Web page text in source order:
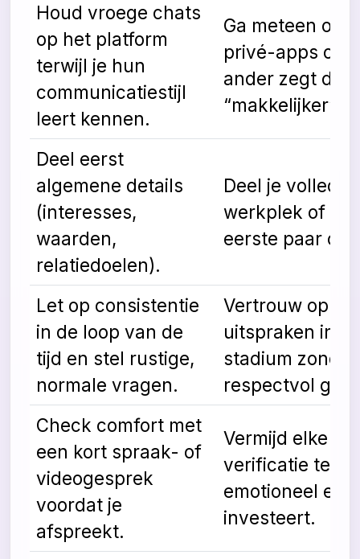
Houd vroege chats
op het platform
terwijl je hun
communicatiestijl
leert kennen.
Ga meteen
privé-apps
ander zegt dat
“makkelijker” is.
Deel eerst
algemene details
(interesses,
waarden,
relatiedoelen).
Deel je
werkplek of
eerste paar
Let op consistentie
in de loop van de
tijd en stel rustige,
normale vragen.
Vertrouw op
uitspraken in
stadium
respectvol
Check comfort met
een kort spraak- of
videogesprek
voordat je
afspreekt.
Vermijd elke
verificatie
emotioneel en
investeert.